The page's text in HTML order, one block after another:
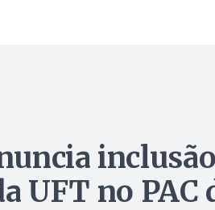
UFT no PAC